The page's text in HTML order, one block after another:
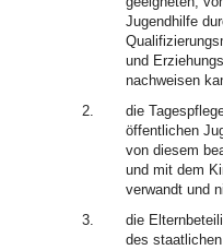
Jugendhilfe
und
nachweisen
2.
die
öffentlichen
von diesem
und mit dem
verwandt und
3.
die
des